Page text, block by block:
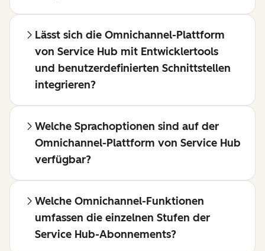
Lässt sich die Omnichannel-Plattform
von Service Hub mit Entwicklertools
und benutzerdefinierten Schnittstellen
integrieren?
Welche Sprachoptionen sind auf der
Omnichannel-Plattform von Service Hub
verfügbar?
Welche Omnichannel-Funktionen
umfassen die einzelnen Stufen der
Service Hub-Abonnements?